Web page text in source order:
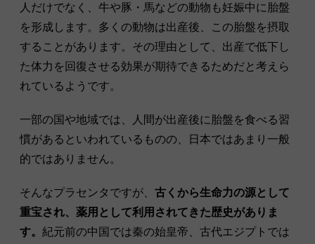
人だけでなく、牛や豚・馬などの動物も妊娠中に胎盤
を形成します。多くの動物は出産後、この胎盤を摂取
することがあります。その理由として、出産で低下し
た体力を回復させる効果が期待できるためだと考えら
れているようです。
一部の国や地域では、人間が出産後に胎盤を食べる習
慣があるといわれているものの、日本ではあまり一般
的ではありません。
そんなプラセンタですが、 古くから生命力の源として
重宝され、薬用として利用されてきた歴史がありま
す。 紀元前の中国では秦の始皇帝、古代エジプトでは